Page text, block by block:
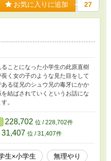
お気に入りに追加 27
ことになった小学生の此原直樹
く女の子のような見た目をして
る従兄のシュウ兄の毒牙にかか
結ばされていくというお話にな
。
228,702 位 / 228,702件
31,407 位 / 31,407件
生×小学生
無理やり